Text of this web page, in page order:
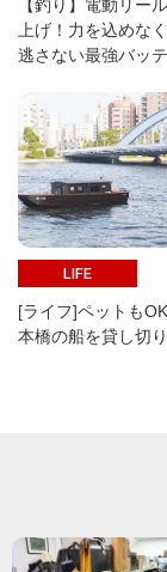
【釣り】電動リー
上げ！力を込めな
逃さない最強バッ
LIFE
[ライフ]ペットも
本橋の船を貸し切り